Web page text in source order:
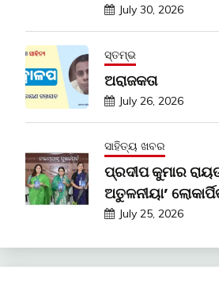
July 30, 2026
ସ୍ତମ୍ଭ
ଅରାଜକତା
July 26, 2026
ସାହିତ୍ୟ ଖବର
ପ୍ରଦୀପ କୁମାର
ଅତୁଳନୀୟା’
July 25, 2026